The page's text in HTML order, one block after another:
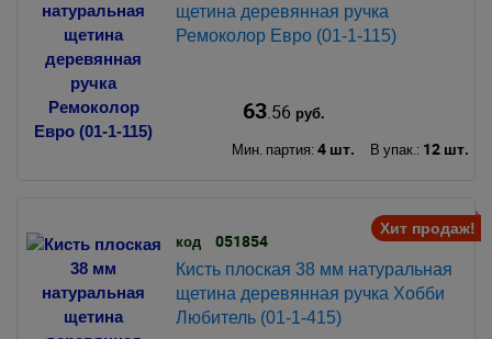
щетина деревянная ручка
Ремоколор Евро (01-1-115)
63.56 руб.
Мин. партия: 4 шт. В упак.: 12 шт.
Хит продаж!
код 051854
Кисть плоская 38 мм натуральная
щетина деревянная ручка Хобби
Любитель (01-1-415)